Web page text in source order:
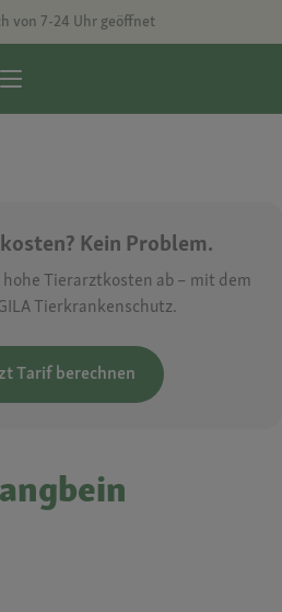
von 7-24 Uhr geöffnet
Kein Problem.
Tierarztkosten ab – mit dem
Tierkrankenschutz.
Tarif berechnen